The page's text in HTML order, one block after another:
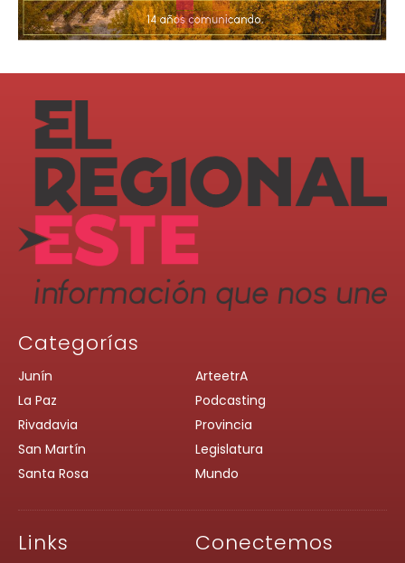
Categorías
Junín
La Paz
Rivadavia
San Martín
Santa Rosa
ArteetrA
Podcasting
Provincia
Legislatura
Mundo
Links Conectemos